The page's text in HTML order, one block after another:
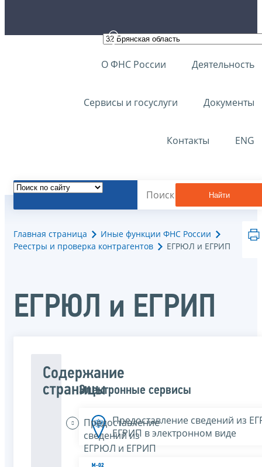
О ФНС России Деятельность
Сервисы и госуслуги Документы
Контакты ENG
Найти
Главная страница
Иные функции ФНС России
Реестры и проверка контрагентов
ЕГРЮЛ и ЕГРИП
ЕГРЮЛ и ЕГРИП
Содержание
страницы
Предоставление
сведений из
ЕГРЮЛ и ЕГРИП
Электронные сервисы
Предоставление сведений из
ЕГРИП в электронном виде